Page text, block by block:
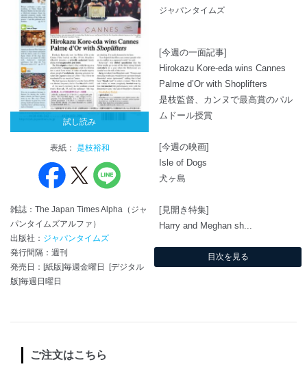
試し読み
表紙： 是枝裕和
雑誌：The Japan Times Alpha（ジャ
パンタイムズアルファ）
出版社： ジャパンタイムズ
発行間隔：週刊
発売日：[紙版]毎週金曜日 [デジタル
版]毎週日曜日
ジャパンタイムズ
[今週の一面記事]
Hirokazu Kore-eda wins Cannes
Palme d’Or with Shoplifters
是枝監督、カンヌで最高賞のパル
ムドール授賞
[今週の映画]
Isle of Dogs
犬ヶ島
[見開き特集]
Harry and Meghan sh...
目次を見る
ご注文はこちら